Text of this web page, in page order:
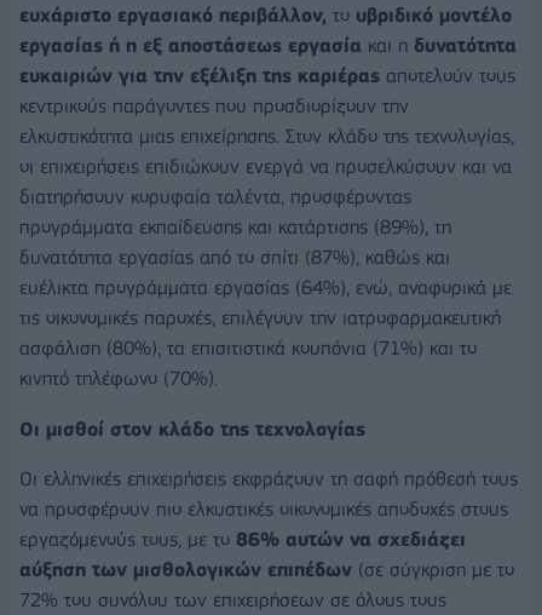
ευχάριστο εργασιακό περιβάλλον, το υβριδικό μοντέλο
εργασίας ή η εξ αποστάσεως εργασία και η δυνατότητα
ευκαιριών για την εξέλιξη της καριέρας αποτελούν τους
κεντρικούς παράγοντες που προσδιορίζουν την
ελκυστικότητα μιας επιχείρησης. Στον κλάδο της τεχνολογίας,
οι επιχειρήσεις επιδιώκουν ενεργά να προσελκύσουν και να
διατηρήσουν κορυφαία ταλέντα, προσφέροντας
προγράμματα εκπαίδευσης και κατάρτισης (89%), τη
δυνατότητα εργασίας από το σπίτι (87%), καθώς και
ευέλικτα προγράμματα εργασίας (64%), ενώ, αναφορικά με
τις οικονομικές παροχές, επιλέγουν την ιατροφαρμακευτική
ασφάλιση (80%), τα επισιτιστικά κουπόνια (71%) και το
κινητό τηλέφωνο (70%).
Οι μισθοί στον κλάδο της τεχνολογίας
Οι ελληνικές επιχειρήσεις εκφράζουν τη σαφή πρόθεσή τους
να προσφέρουν πιο ελκυστικές οικονομικές αποδοχές στους
εργαζόμενούς τους, με το 86% αυτών να σχεδιάζει
αύξηση των μισθολογικών επιπέδων (σε σύγκριση με το
72% του συνόλου των επιχειρήσεων σε όλους τους